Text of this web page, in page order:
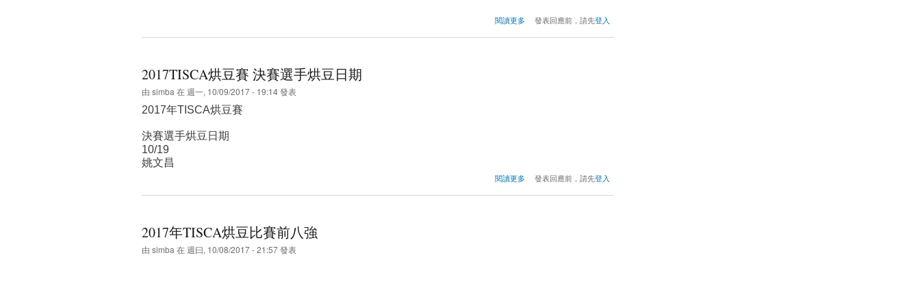
閱讀更多 關於2017年TISCA烘豆賽
發表回應前，請先登入
2017TISCA烘豆賽 決賽選手烘豆日期
由 simba 在 週一, 10/09/2017 - 19:14 發表
2017年TISCA烘豆賽
決賽選手烘豆日期
10/19
姚文昌
閱讀更多
關於2017TISCA烘豆賽 決賽
發表回應前，請先登入
2017年TISCA烘豆比賽前八強
由 simba 在 週曰, 10/08/2017 - 21:57 發表